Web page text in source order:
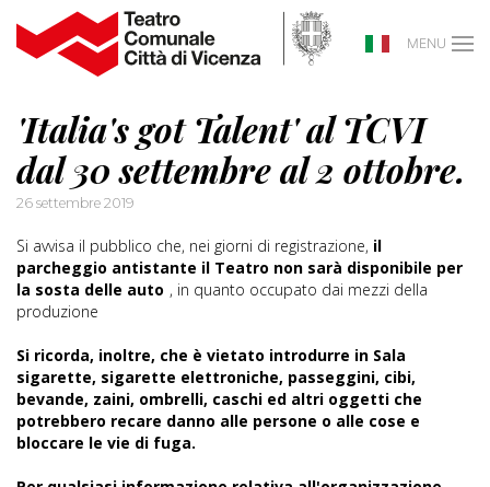
MENU
'Italia's got Talent' al TCVI
dal 30 settembre al 2 ottobre.
26 settembre 2019
Si avvisa il pubblico che, nei giorni di registrazione, il
parcheggio antistante il Teatro non sarà disponibile per
la sosta delle auto , in quanto occupato dai mezzi della
produzione
Si ricorda, inoltre, che è vietato introdurre in Sala
sigarette, sigarette elettroniche, passeggini, cibi,
bevande, zaini, ombrelli, caschi ed altri oggetti che
potrebbero recare danno alle persone o alle cose e
bloccare le vie di fuga.